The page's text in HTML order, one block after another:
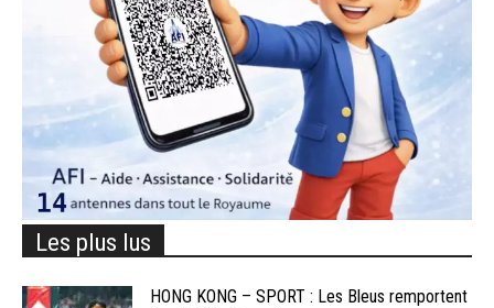
Les plus lus
HONG KONG – SPORT : Les Bleus remportent